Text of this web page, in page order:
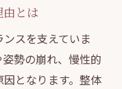
由とは
スを支えていま
勢の崩れ、慢性的
となります。整体